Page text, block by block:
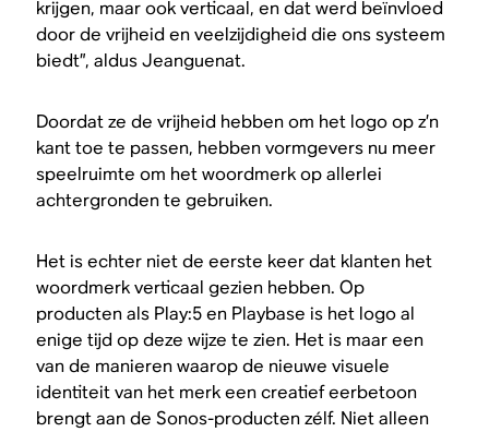
krijgen, maar ook verticaal, en dat werd beïnvloed
door de vrijheid en veelzijdigheid die ons systeem
biedt”, aldus Jeanguenat.
Doordat ze de vrijheid hebben om het logo op z’n
kant toe te passen, hebben vormgevers nu meer
speelruimte om het woordmerk op allerlei
achtergronden te gebruiken.
Het is echter niet de eerste keer dat klanten het
woordmerk verticaal gezien hebben. Op
producten als Play:5 en Playbase is het logo al
enige tijd op deze wijze te zien. Het is maar een
van de manieren waarop de nieuwe visuele
identiteit van het merk een creatief eerbetoon
brengt aan de Sonos-producten zélf. Niet alleen